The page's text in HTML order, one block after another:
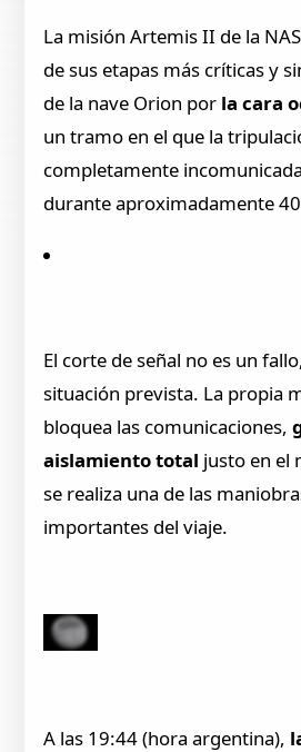
La misión Artemis II de la
de sus etapas más críticas y
de la nave Orion por la cara
un tramo en el que la
completamente
durante aproximadamente
El corte de señal no es un
situación prevista. La propia
bloquea las comunicaciones,
aislamiento total justo en el
se realiza una de las
importantes del viaje.
A las 19:44 (hora argentina),